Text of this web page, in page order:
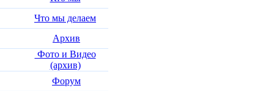
Что мы делаем
Архив
Фото и Видео
(архив)
Форум